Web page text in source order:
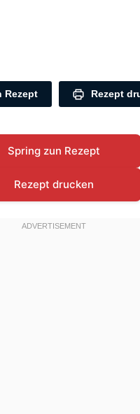
Rezept Rezept
Spring zun Rezept
Rezept drucken